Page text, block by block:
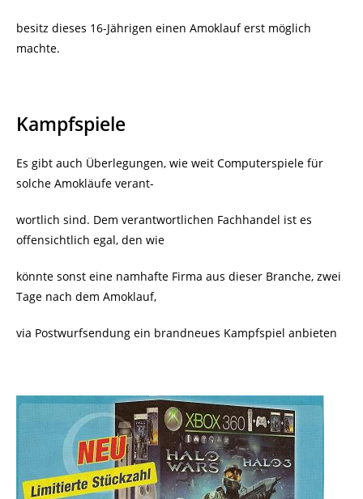
besitz dieses 16-Jährigen einen Amoklauf erst möglich
machte.
Kampfspiele
Es gibt auch Überlegungen, wie weit Computerspiele für
solche Amokläufe verant-
wortlich sind. Dem verantwortlichen Fachhandel ist es
offensichtlich egal, den wie
könnte sonst eine namhafte Firma aus dieser Branche, zwei
Tage nach dem Amoklauf,
via Postwurfsendung ein brandneues Kampfspiel anbieten